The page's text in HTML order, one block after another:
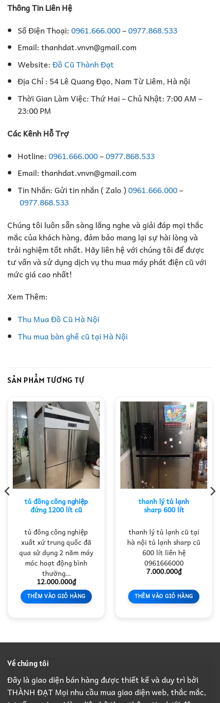
Thông Tin Liên Hệ
Số Điện Thoại:0961.666.000–0977.868.533
Email: thanhdat.vnvn@gmail.com
Website:Đồ Cũ Thành Đạt
Địa Chỉ : 54 Lê Quang Đạo, Nam Từ Liêm, Hà nội
Thời Gian Làm Việc: Thứ Hai – Chủ Nhật: 7:00 AM –
23:00 PM
Các Kênh Hỗ Trợ
Hotline:0961.666.000–0977.868.533
Email: thanhdat.vnvn@gmail.com
Tin Nhắn: Gửi tin nhắn ( Zalo )0961.666.000–
0977.868.533
Chúng tôi luôn sẵn sàng lắng nghe và giải đáp mọi thắc
mắc của khách hàng, đảm bảo mang lại sự hài lòng và
trải nghiệm tốt nhất. Hãy liên hệ với chúng tôi để được
tư vấn và sử dụng dịch vụ thu mua máy phát điện cũ với
mức giá cao nhất!
Xem Thêm:
Thu Mua Đồ Cũ Hà Nội
Thu mua bàn ghế cũ tại Hà Nội
SẢN PHẨM TƯƠNG TỰ
tủ đông công nghiệp
đứng 1200 lít cũ
tủ đông công nghiệp
xuất xứ trung quốc đã
qua sử dụng 2 năm máy
móc hoạt động bình
thường…
12.000.000₫
THÊM VÀO GIỎ HÀNG
thanh lý tủ lạnh
sharp 600 lít
thanh lý tủ lạnh cũ tại
hà nội tủ lạnh sharp cũ
600 lít liên hệ
0961666000
7.000.000₫
THÊM VÀO GIỎ HÀNG
Về chúng tôi
Đây là giao diện bán hàng được thiết kế và duy trì bởi
THÀNH ĐẠT Mọi nhu cầu mua giao diện web, thắc mắc,